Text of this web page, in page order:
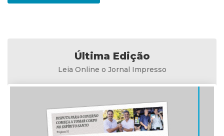
Última Edição
Leia Online o Jornal Impresso